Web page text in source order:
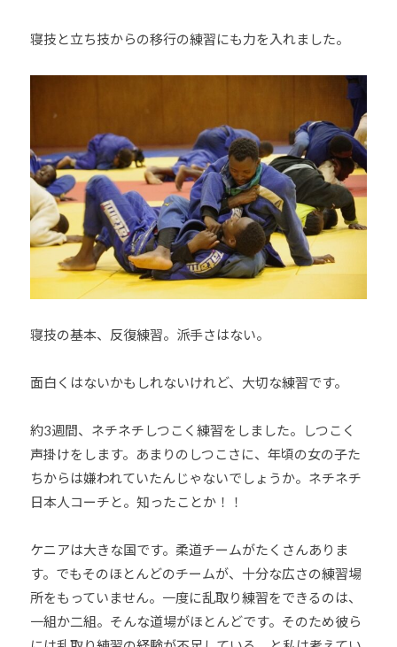
寝技と立ち技からの移行の練習にも力を入れました。
寝技の基本、反復練習。派手さはない。
面白くはないかもしれないけれど、大切な練習です。
約3週間、ネチネチしつこく練習をしました。しつこく
声掛けをします。あまりのしつこさに、年頃の女の子た
ちからは嫌われていたんじゃないでしょうか。ネチネチ
日本人コーチと。知ったことか！！
ケニアは大きな国です。柔道チームがたくさんありま
す。でもそのほとんどのチームが、十分な広さの練習場
所をもっていません。一度に乱取り練習をできるのは、
一組か二組。そんな道場がほとんどです。そのため彼ら